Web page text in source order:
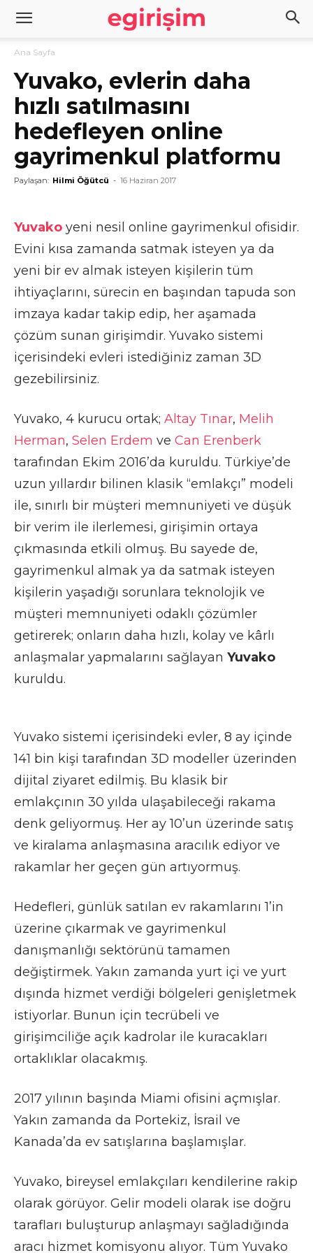
Ana Sayfa
Yuvako, evlerin daha
hızlı satılmasını
hedefleyen online
gayrimenkul platformu
Paylaşan: Hilmi Öğütcü - 16 Haziran 2017
Yuvako yeni nesil online gayrimenkul ofisidir.
Evini kısa zamanda satmak isteyen ya da
yeni bir ev almak isteyen kişilerin tüm
ihtiyaçlarını, sürecin en başından tapuda son
imzaya kadar takip edip, her aşamada
çözüm sunan girişimdir. Yuvako sistemi
içerisindeki evleri istediğiniz zaman 3D
gezebilirsiniz.
Yuvako, 4 kurucu ortak; Altay Tınar, Melih
Herman, Selen Erdem ve Can Erenberk
tarafından Ekim 2016’da kuruldu. Türkiye’de
uzun yıllardır bilinen klasik “emlakçı” modeli
ile, sınırlı bir müşteri memnuniyeti ve düşük
bir verim ile ilerlemesi, girişimin ortaya
çıkmasında etkili olmuş. Bu sayede de,
gayrimenkul almak ya da satmak isteyen
kişilerin yaşadığı sorunlara teknolojik ve
müşteri memnuniyeti odaklı çözümler
getirerek; onların daha hızlı, kolay ve kârlı
anlaşmalar yapmalarını sağlayan Yuvako
kuruldu.
Yuvako sistemi içerisindeki evler, 8 ay içinde
141 bin kişi tarafından 3D modeller üzerinden
dijital ziyaret edilmiş. Bu klasik bir
emlakçının 30 yılda ulaşabileceği rakama
denk geliyormuş. Her ay 10’un üzerinde satış
ve kiralama anlaşmasına aracılık ediyor ve
rakamlar her geçen gün artıyormuş.
Hedefleri, günlük satılan ev rakamlarını 1’in
üzerine çıkarmak ve gayrimenkul
danışmanlığı sektörünü tamamen
değiştirmek. Yakın zamanda yurt içi ve yurt
dışında hizmet verdiği bölgeleri genişletmek
istiyorlar. Bunun için tecrübeli ve
girişimciliğe açık kadrolar ile kuracakları
ortaklıklar olacakmış.
2017 yılının başında Miami ofisini açmışlar.
Yakın zamanda da Portekiz, İsrail ve
Kanada’da ev satışlarına başlamışlar.
Yuvako, bireysel emlakçıları kendilerine rakip
olarak görüyor. Gelir modeli olarak ise doğru
tarafları buluşturup anlaşmayı sağladığında
aracı hizmet komisyonu alıyor. Tüm Yuvako